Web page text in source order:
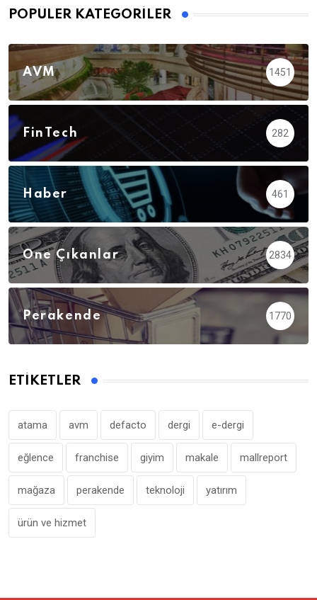
POPÜLER KATEGORILER
AVM 1451
FinTech 282
Haber 461
Öne Çıkanlar 2834
Perakende 1770
ETIKETLER
atama avm defacto dergi e-dergi
eğlence franchise giyim makale mallreport
mağaza perakende teknoloji yatırım
ürün ve hizmet